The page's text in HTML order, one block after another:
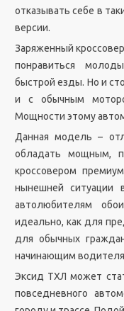
отказывать себе в
версии.
Заряженный
понравиться
быстрой езды. Но и
и с обычным
Мощности этому
Данная модель –
обладать мощным,
кроссовером
нынешней ситуации
автолюбителям
идеально, как для
для обычных
начинающим
Эксид ТХЛ может
повседневного